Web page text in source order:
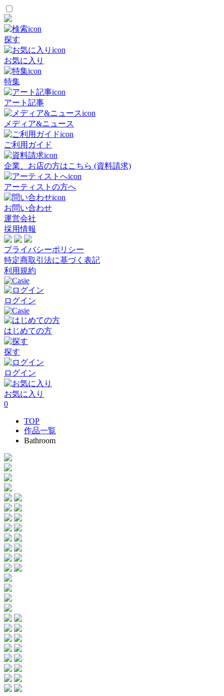
探す
お気に入り
特集
アート記事
メディア&ニュース
ご利用ガイド
企業、お店の方はこちら (資料請求)
アーティストの方へ
お問い合わせ
運営会社
採用情報
プライバシーポリシー
特定商取引法に基づく表記
利用規約
ログイン
はじめての方
探す
ログイン
お気に入り
0
TOP
作品一覧
Bathroom